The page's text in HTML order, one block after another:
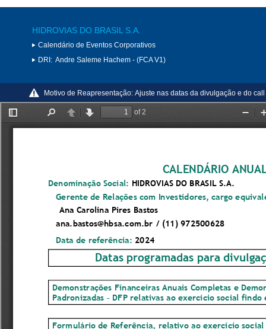
HIDROVIAS DO BRASIL S.A.
Calendário de Eventos Corporativos
DRI: Andre Saleme Hachem - (FCA V1)
Motivo de Reapresentação: Ajuste nas datas da divulgação e do